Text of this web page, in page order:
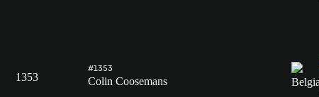
1353
#1353
Colin Coosemans